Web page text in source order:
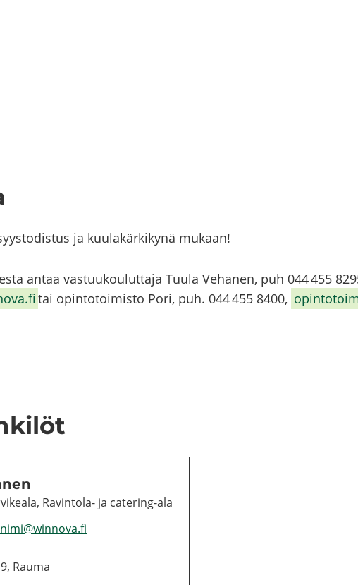
ja kuu­la­kär­ki­ky­nä mu­kaan!
antaa vas­tuu­kou­lut­ta­ja Tuula Ve­ha­nen, puh 044 455
tai opin­to­toi­mis­to Pori, puh. 044 455 8400,
Ravintola-​ ja catering-​ala
Rauma